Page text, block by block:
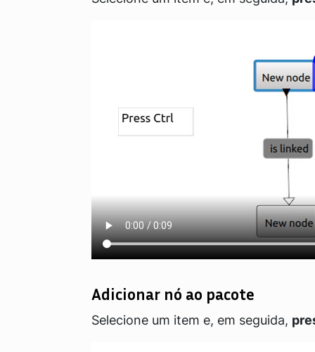
Adicionar nó ao pacote
Selecione um item e, em seguida,